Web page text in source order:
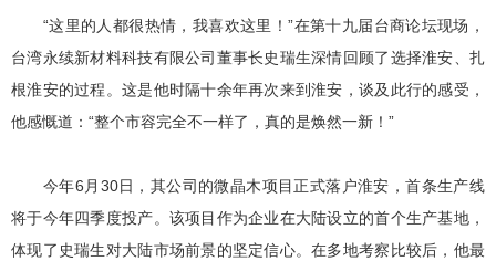
“这里的人都很热情，我喜欢这里！”在第十九届台商论坛现场，
台湾永续新材料科技有限公司董事长史瑞生深情回顾了选择淮安、扎
根淮安的过程。这是他时隔十余年再次来到淮安，谈及此行的感受，
他感慨道：“整个市容完全不一样了，真的是焕然一新！”
今年6月30日，其公司的微晶木项目正式落户淮安，首条生产线
将于今年四季度投产。该项目作为企业在大陆设立的首个生产基地，
体现了史瑞生对大陆市场前景的坚定信心。在多地考察比较后，他最